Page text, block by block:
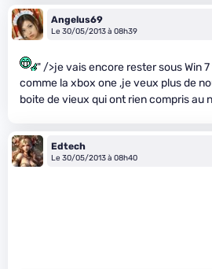
Angelus69
Le 30/05/2013 à 08h39
" />je vais encore rester sous Win
comme la xbox one ,je veux plus de
boite de vieux qui ont rien compris au
Edtech
Le 30/05/2013 à 08h40